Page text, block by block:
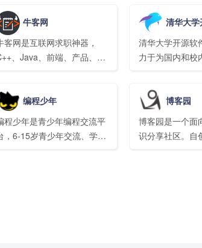
牛客网
客网是互联网求职神器，
、Java、前端、产品、运
联网名企笔试面试模拟考试
练习,和牛人一起讨论经典试
,全面提升你的技术能力
清华大学
清华大学开源软
力于为国内和校
地获取开源软件
清华大学TUNA
护。
编程少年
程少年是青少年编程交流平
，6-15岁青少年交流、学习
博客园
博客园是一个面
识分享社区。自